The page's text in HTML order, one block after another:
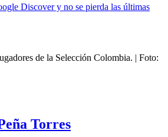
Discover y no se pierda las últimas
de la Selección Colombia. | Foto:
Torres